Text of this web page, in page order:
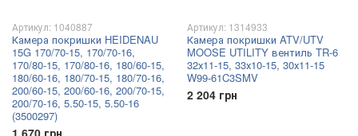
Артикул: 1040887
Камера покришки HEIDENAU
15G 170/70-15, 170/70-16,
170/80-15, 170/80-16, 180/60-15,
180/60-16, 180/70-15, 180/70-16,
200/60-15, 200/60-16, 200/70-15,
200/70-16, 5.50-15, 5.50-16
(3500297)
1 670 грн
Артикул: 1314933
Камера покришки ATV/UTV
MOOSE UTILITY вентиль TR-6
32х11-15, 33х10-15, 30х11-15
W99-61C3SMV
2 204 грн